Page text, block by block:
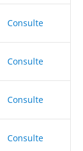
Consulte
Consulte
Consulte
Consulte